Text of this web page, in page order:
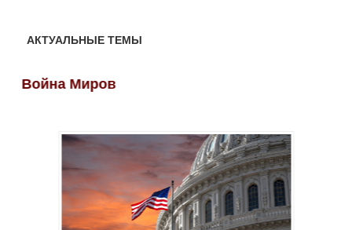
АКТУАЛЬНЫЕ ТЕМЫ
Война Миров